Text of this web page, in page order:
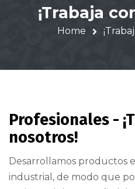
¡Trabaja
Home
Profesionales -
nosotros!
Desarrollamos productos
industrial, de modo que